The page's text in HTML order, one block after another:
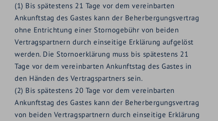
(1) Bis spätestens 21 Tage vor dem vereinbarten
Ankunftstag des Gastes kann der Beherbergungsvertrag
ohne Entrichtung einer Stornogebühr von beiden
Vertragspartnern durch einseitige Erklärung aufgelöst
werden. Die Stornoerklärung muss bis spätestens 21
Tage vor dem vereinbarten Ankunftstag des Gastes in
den Händen des Vertragspartners sein.
(2) Bis spätestens 20 Tage vor dem vereinbarten
Ankunftstag des Gastes kann der Beherbergungsvertrag
von beiden Vertragspartnern durch einseitige Erklärung